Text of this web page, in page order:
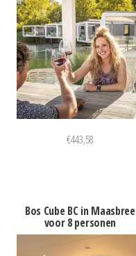
€443,58
Bos Cube BC in Maasbree
voor 8 personen